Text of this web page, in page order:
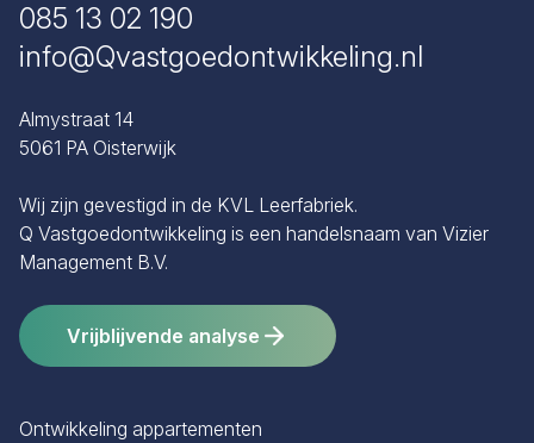
085 13 02 190
info@Qvastgoedontwikkeling.nl
Almystraat 14
5061 PA Oisterwijk
Wij zijn gevestigd in de KVL Leerfabriek.
Q Vastgoedontwikkeling is een handelsnaam van Vizier
Management B.V.
Vrijblijvende analyse
Ontwikkeling appartementen